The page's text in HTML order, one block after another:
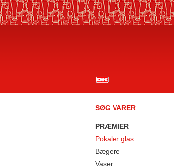
SØG VARER
PRÆMIER
Pokaler glas
Bægere
Vaser